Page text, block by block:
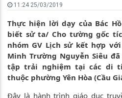
11:24 25/03/2019
Thực hiện lời dạy của Bác
biết sử ta/ Cho tường gốc
nhóm GV Lịch sử kết hợp với
Minh Trường Nguyễn Siêu
tập trải nghiệm tại các di
thuộc phường Yên Hòa (Cầu
Đây là hành trình giáo dục